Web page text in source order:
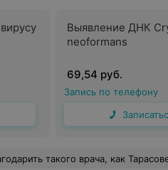
Выявление ДНК
neoformans
69,54 руб.
Запись по телефону
Елена Анатольевна за профессиональные качества и глубокие знания в своей